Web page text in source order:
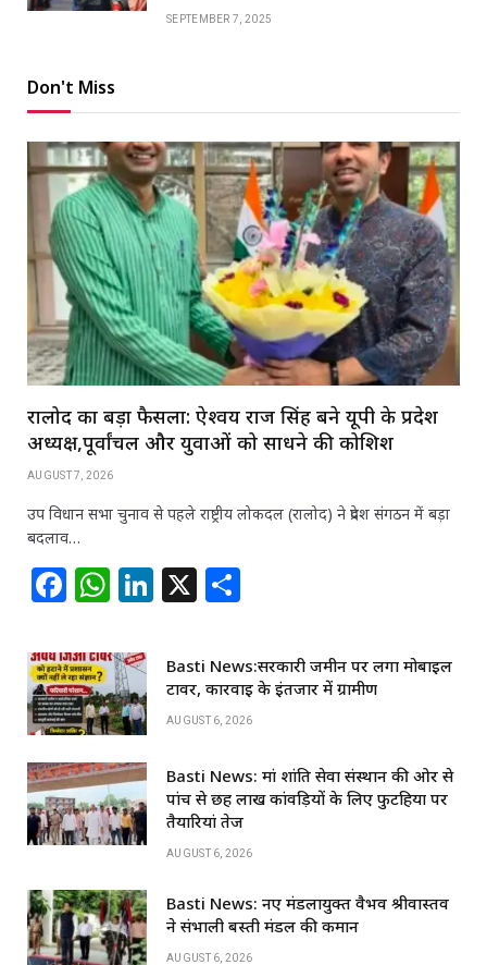
SEPTEMBER 7, 2025
Don't Miss
रालोद का बड़ा फैसला: ऐश्वर्य राज सिंह बने यूपी के प्रदेश
अध्यक्ष,पूर्वांचल और युवाओं को साधने की कोशिश
AUGUST 7, 2026
उप विधान सभा चुनाव से पहले राष्ट्रीय लोकदल (रालोद) ने प्रदेश संगठन में बड़ा
बदलाव…
F
c
e
b
o
o
k
W
at
s
A
p
p
Li
k
e
dI
n
X
ar
e
Basti News:सरकारी जमीन पर लगा मोबाइल
टावर, कार्रवाई के इंतजार में ग्रामीण
AUGUST 6, 2026
Basti News: मां शांति सेवा संस्थान की ओर से
पांच से छह लाख कांवड़ियों के लिए फुटहिया पर
तैयारियां तेज
AUGUST 6, 2026
Basti News: नए मंडलायुक्त वैभव श्रीवास्तव
ने संभाली बस्ती मंडल की कमान
AUGUST 6, 2026